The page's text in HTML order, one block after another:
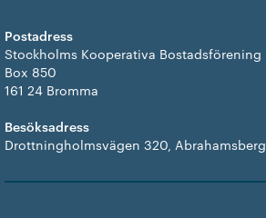
Postadress
Stockholms Kooperativa Bostadsförening
Box 850
161 24 Bromma
Besöksadress
Drottningholmsvägen 320, Abrahamsberg